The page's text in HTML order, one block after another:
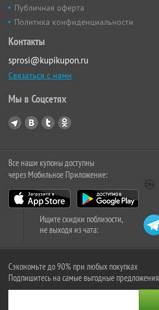
Публичная оферта
Политика конфиденциальности
Контакты
sprosi@kupikupon.ru
Связаться с нами
Мы в Соцсетях
Все наши купоны доступны
через Мобильное Приложение:
Ищите скидки поблизости,
не выходя из чата:
Сэкономьте до 90% при любых покупках
Подпишитесь на самые выгодные предложения